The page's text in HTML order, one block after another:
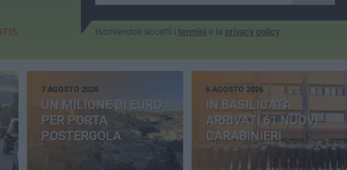
Iscrivendoti accetti i termini e la privacy policy
7 AGOSTO 2026
UN MILIONE DI EURO
PER PORTA
POSTERGOLA
6 AGOSTO 2026
IN BASILICATA
ARRIVATI 61 NUOVI
CARABINIERI